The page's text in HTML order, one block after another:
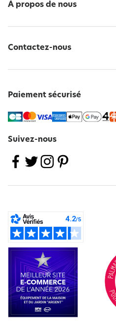
À propos de nous
Contactez-nous
Paiement sécurisé
Suivez-nous